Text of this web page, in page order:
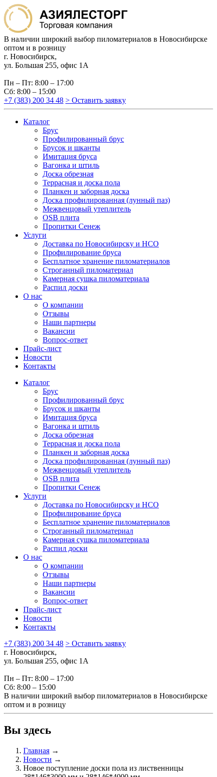
В наличии широкий выбор пиломатериалов в Новосибирске
оптом и в розницу
г. Новосибирск,
ул. Большая 255, офис 1А
Пн – Пт: 8:00 – 17:00
Сб: 8:00 – 15:00
+7 (383) 200 34 48 > Оставить заявку
Каталог
Брус
Профилированный брус
Брусок и шканты
Имитация бруса
Вагонка и штиль
Доска обрезная
Террасная и доска пола
Планкен и заборная доска
Доска профилированная (лунный паз)
Межвенцовый утеплитель
OSB плита
Пропитки Сенеж
Услуги
Доставка по Новосибирску и НСО
Профилирование бруса
Бесплатное хранение пиломатериалов
Строганный пиломатериал
Камерная сушка пиломатериала
Распил доски
О нас
О компании
Отзывы
Наши партнеры
Вакансии
Вопрос-ответ
Прайс-лист
Новости
Контакты
Каталог
Брус
Профилированный брус
Брусок и шканты
Имитация бруса
Вагонка и штиль
Доска обрезная
Террасная и доска пола
Планкен и заборная доска
Доска профилированная (лунный паз)
Межвенцовый утеплитель
OSB плита
Пропитки Сенеж
Услуги
Доставка по Новосибирску и НСО
Профилирование бруса
Бесплатное хранение пиломатериалов
Строганный пиломатериал
Камерная сушка пиломатериала
Распил доски
О нас
О компании
Отзывы
Наши партнеры
Вакансии
Вопрос-ответ
Прайс-лист
Новости
Контакты
+7 (383) 200 34 48 > Оставить заявку
г. Новосибирск,
ул. Большая 255, офис 1А
Пн – Пт: 8:00 – 17:00
Сб: 8:00 – 15:00
В наличии широкий выбор пиломатериалов в Новосибирске
оптом и в розницу
Вы здесь
Главная →
Новости →
Новое поступление доски пола из лиственницы